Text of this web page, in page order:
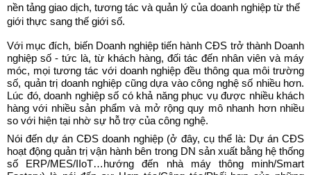
nền tảng giao dịch, tương tác và quản lý của doanh nghiệp từ thế
giới thực sang thế giới số.
Với mục đích, biến Doanh nghiệp tiến hành CĐS trở thành Doanh
nghiệp số - tức là, từ khách hàng, đối tác đến nhân viên và máy
móc, mọi tương tác với doanh nghiệp đều thông qua môi trường
số, quản trị doanh nghiệp cũng dựa vào công nghệ số nhiều hơn.
Lúc đó, doanh nghiệp số có khả năng phục vụ được nhiều khách
hàng với nhiều sản phẩm và mở rộng quy mô nhanh hơn nhiều
so với hiện tại nhờ sự hỗ trợ của công nghệ.
Nói đến dự án CĐS doanh nghiệp (ở đây, cụ thể là: Dự án CĐS
hoạt động quản trị vận hành bên trong DN sản xuất bằng hệ thống
số ERP/MES/IIoT…hướng đến nhà máy thông minh/Smart